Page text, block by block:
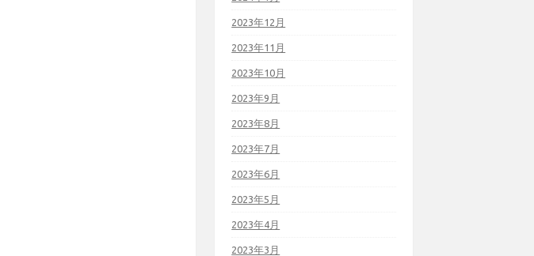
2023年12月
2023年11月
2023年10月
2023年9月
2023年8月
2023年7月
2023年6月
2023年5月
2023年4月
2023年3月